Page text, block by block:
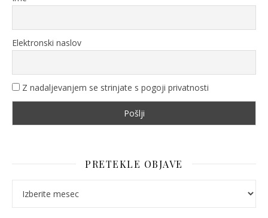
Elektronski naslov
Z nadaljevanjem se strinjate s pogoji privatnosti
PRETEKLE OBJAVE